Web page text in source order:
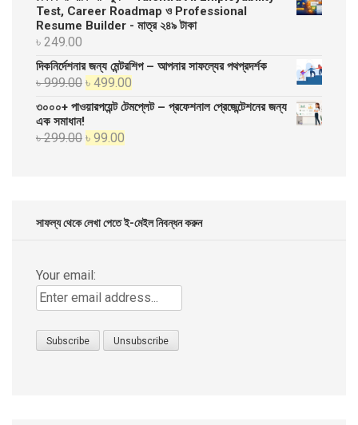
was:
৳ 20,000.00.
is:
৳ 10,000.00.
Test, Career Roadmap ও Professional
Resume Builder - মাত্র ২৪৯ টাকা
৳ 249.00
দিকনির্দেশনার জন্য মেন্টরশিপ – আপনার সাফল্যের পথপ্রদর্শক
৳999.00 Original
price
৳ 999.00.
৳ 499.00
price
৩০০০+ পাওয়ারপয়েন্ট টেমপ্লেট – প্রফেশনাল প্রেজেন্টেশনের জন্য
এক সমাধান!
৳299.00 Original
৳ 99.00
সাফল্য থেকে লেখা পেতে ই-মেইল নিবন্ধন করুন
Your email: